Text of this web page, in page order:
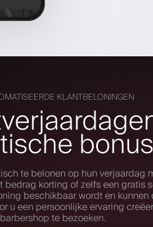
KLANTBELONINGEN
te belonen op hun verjaardag
korting of zelfs een gratis
beschikbaar wordt en
u een persoonlijke ervaring
barbershop te bezoeken.